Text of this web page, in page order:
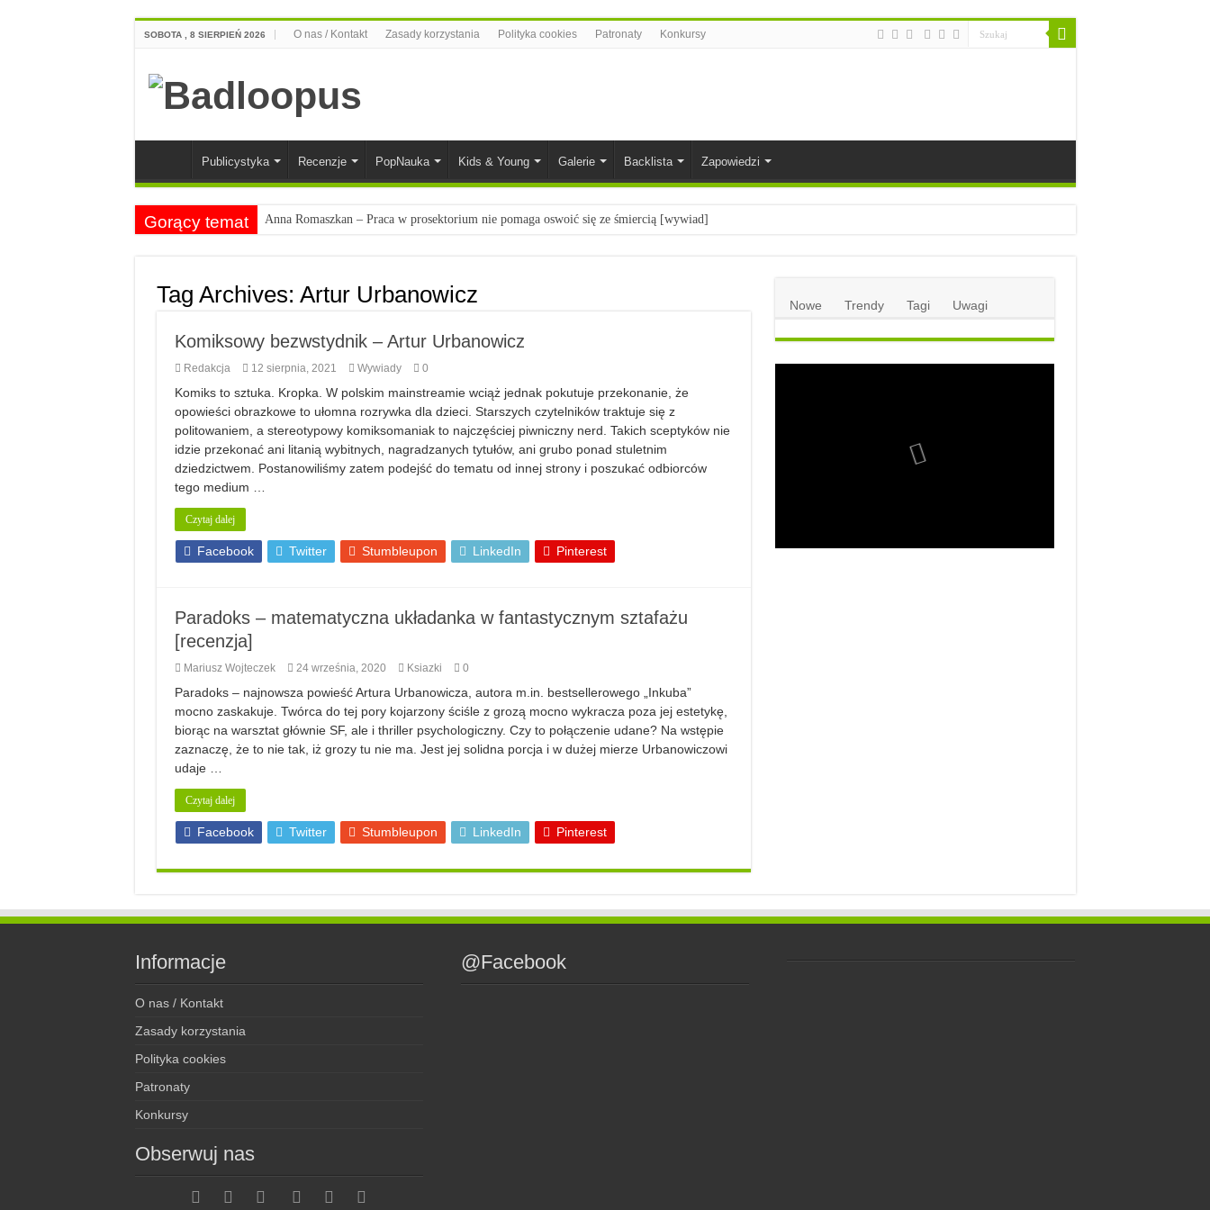
SOBOTA , 8 SIERPIEŃ 2026 O nas / Kontakt Zasady korzystania Polityka cookies Patronaty Konkursy
Publicystyka Recenzje PopNauka Kids & Young Galerie Backlista Zapowiedzi
Gorący temat Anna Romaszkan – Praca w prosektorium nie pomaga oswoić się ze śmiercią [wywiad]
Najciekawsze zapowiedzi komiksowe na 2023 rok
Tag Archives: Artur Urbanowicz
Komiksowy bezwstydnik – Artur Urbanowicz
Redakcja 12 sierpnia, 2021 Wywiady 0
Komiks to sztuka. Kropka. W polskim mainstreamie wciąż jednak pokutuje przekonanie, że
opowieści obrazkowe to ułomna rozrywka dla dzieci. Starszych czytelników traktuje się z
politowaniem, a stereotypowy komiksomaniak to najczęściej piwniczny nerd. Takich sceptyków nie
idzie przekonać ani litanią wybitnych, nagradzanych tytułów, ani grubo ponad stuletnim
dziedzictwem. Postanowiliśmy zatem podejść do tematu od innej strony i poszukać odbiorców
tego medium …
Czytaj dalej
Facebook Twitter Stumbleupon LinkedIn Pinterest
Paradoks – matematyczna układanka w fantastycznym sztafażu
[recenzja]
Mariusz Wojteczek 24 września, 2020 Ksiazki 0
Paradoks – najnowsza powieść Artura Urbanowicza, autora m.in. bestsellerowego „Inkuba”
mocno zaskakuje. Twórca do tej pory kojarzony ściśle z grozą mocno wykracza poza jej estetykę,
biorąc na warsztat głównie SF, ale i thriller psychologiczny. Czy to połączenie udane? Na wstępie
zaznaczę, że to nie tak, iż grozy tu nie ma. Jest jej solidna porcja i w dużej mierze Urbanowiczowi
udaje …
Czytaj dalej
Facebook Twitter Stumbleupon LinkedIn Pinterest
Nowe Trendy Tagi Uwagi
Informacje
O nas / Kontakt
Zasady korzystania
Polityka cookies
Patronaty
Konkursy
Obserwuj nas
@Facebook